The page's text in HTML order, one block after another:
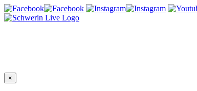
×